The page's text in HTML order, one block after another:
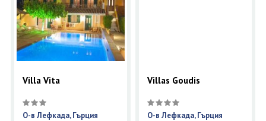
Villa Vita
О-в Лефкада, Гърция
Villas Goudis
О-в Лефкада, Гърция